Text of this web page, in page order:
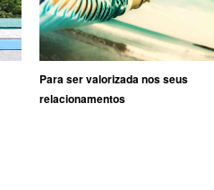
Para ser valorizada nos seus
relacionamentos